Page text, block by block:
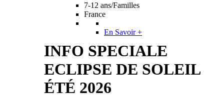
7-12 ans/Familles
France
En Savoir +
INFO SPECIALE
ECLIPSE DE SOLEIL
ÉTÉ 2026